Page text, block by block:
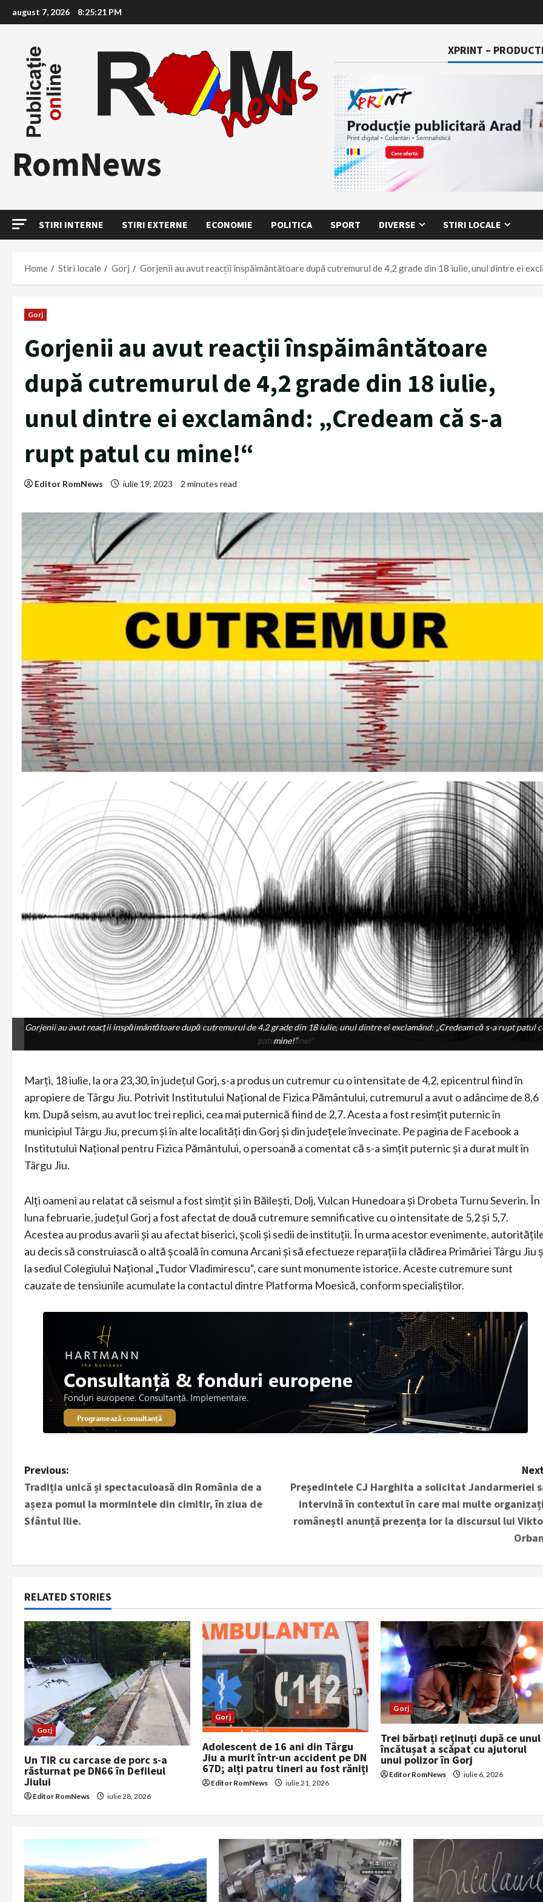
to
august 7, 2026 8:25:22 PM
RomNews
XPRINT –
STIRI INTERNE STIRI EXTERNE ECONOMIE POLITICA SPORT DIVERSE STIRI LOCALE
Home Stiri locale Gorj Gorjenii au avut reacții înspăimântătoare după cutremurul de 4,2 grade din 18 iulie, unul dintre ei
Gorj
Gorjenii au avut reacții înspăimântătoare
după cutremurul de 4,2 grade din 18 iulie,
unul dintre ei exclamând: „Credeam că s-a
rupt patul cu mine!“
Editor RomNews iulie 19, 2023 2 minutes read
Gorjenii au avut reacții înspăimântătoare după cutremurul de 4,2 grade din 18 iulie, unul dintre ei exclamând: „Credeam că s-a rupt
patul cu mine!“
Gorjenii au avut reacții înspăimântătoare după cutremurul de 4,2 grade din 18 iulie, unul dintre ei exclamând: „Credeam că s-a rupt patul
mine!“
Marți, 18 iulie, la ora 23,30, în județul Gorj, s-a produs un cutremur cu o intensitate de 4,2, epicentrul fiind în
apropiere de Târgu Jiu. Potrivit Institutului Național de Fizica Pământului, cutremurul a avut o adâncime de 8,6
km. După seism, au avut loc trei replici, cea mai puternică fiind de 2,7. Acesta a fost resimțit puternic în
municipiul Târgu Jiu, precum și în alte localități din Gorj și din județele învecinate. Pe pagina de Facebook a
Institutului Național pentru Fizica Pământului, o persoană a comentat că s-a simțit puternic și a durat mult în
Târgu Jiu.
Alți oameni au relatat că seismul a fost simțit și în Băilești, Dolj, Vulcan Hunedoara și Drobeta Turnu Severin. În
luna februarie, județul Gorj a fost afectat de două cutremure semnificative cu o intensitate de 5,2 și 5,7.
Acestea au produs avarii și au afectat biserici, școli și sedii de instituții. În urma acestor evenimente,
au decis să construiască o altă școală în comuna Arcani și să efectueze reparații la clădirea Primăriei Târgu Jiu
la sediul Colegiului Național „Tudor Vladimirescu“, care sunt monumente istorice. Aceste cutremure sunt
cauzate de tensiunile acumulate la contactul dintre Platforma Moesică, conform specialiștilor.
P
o
s
a
v
i
g
t
i
o
n
Previous:
Tradiția unică și spectaculoasă din România de a
așeza pomul la mormintele din cimitir, în ziua de
Sfântul Ilie.
Președintele CJ Harghita a solicitat Jandarmeriei
intervină în contextul în care mai multe
românești anunță prezența lor la discursul lui
RELATED STORIES
Gorj
Un TIR cu carcase de porc s-a
răsturnat pe DN66 în Defileul
Jiului
Editor RomNews iulie 28, 2026
Gorj
Adolescent de 16 ani din Târgu
Jiu a murit într-un accident pe DN
67D; alți patru tineri au fost răniți
Editor RomNews iulie 21, 2026
Gorj
Trei bărbați reținuți după ce unul
încătușat a scăpat cu ajutorul
unui polizor în Gorj
Editor RomNews iulie 6, 2026